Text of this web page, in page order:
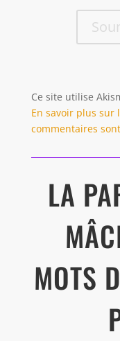
Ce site utilise
En savoir plus sur
commentaires
LA
MOTS